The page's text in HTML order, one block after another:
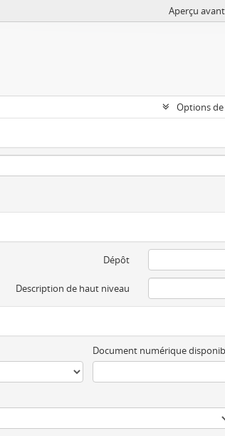
Aperçu
Options
Dépôt
Description de haut niveau
Document numérique